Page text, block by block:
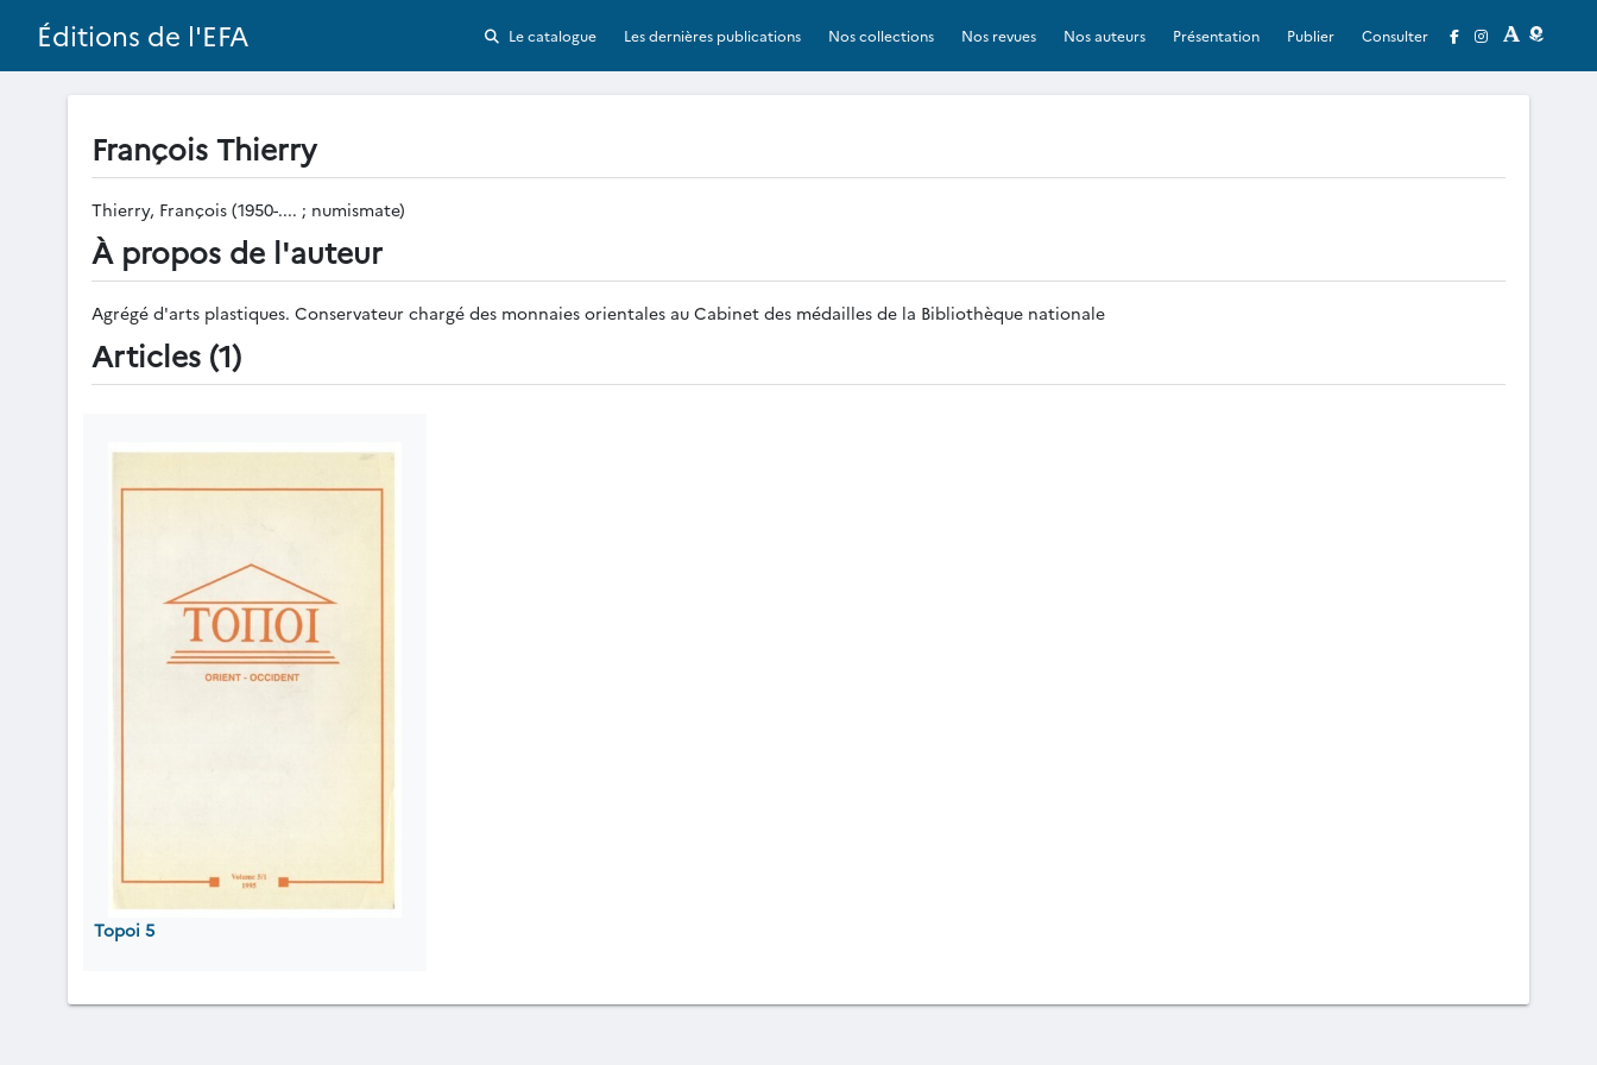
Éditions de l'EFA Le catalogue Les dernières publications Nos collections Nos revues Nos auteurs Présentation Publier Consulter
François Thierry
Thierry, François (1950-.... ; numismate)
À propos de l'auteur
Agrégé d'arts plastiques. Conservateur chargé des monnaies orientales au Cabinet des médailles de la Bibliothèque nationale
Articles (1)
Topoi 5